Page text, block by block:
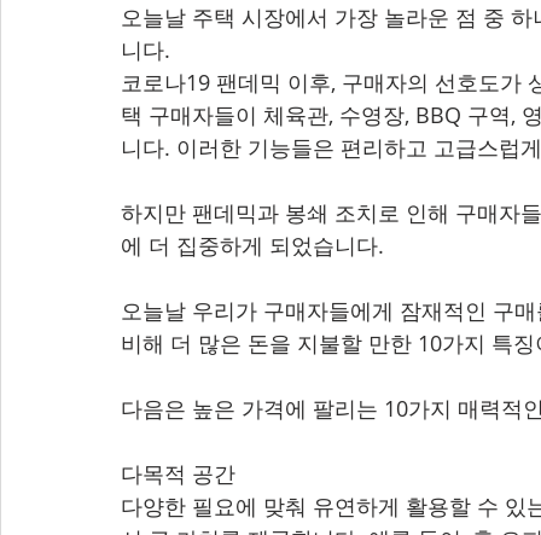
오늘날 주택 시장에서 가장 놀라운 점 중
니다.
코로나19 팬데믹 이후, 구매자의 선호도가
택 구매자들이 체육관, 수영장, BBQ 구역,
니다. 이러한 기능들은 편리하고 고급스럽
하지만 팬데믹과 봉쇄 조치로 인해 구매자
에 더 집중하게 되었습니다.
오늘날 우리가 구매자들에게 잠재적인 구
비해 더 많은 돈을 지불할 만한 10가지 특
다음은 높은 가격에 팔리는 10가지 매력적
다목적 공간
다양한 필요에 맞춰 유연하게 활용할 수